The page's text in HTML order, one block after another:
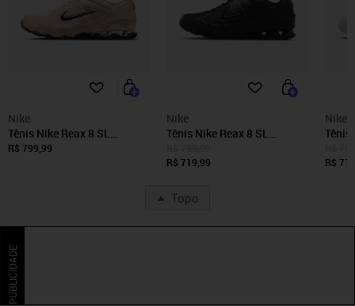
Nike
Tênis Nike Reax 8 SL
Masculino
R$ 799,99
Nike
Tênis Nike Reax 8 SL
R$ 719,99
Nike
Tênis
R$
Topo
PUBLICIDADE